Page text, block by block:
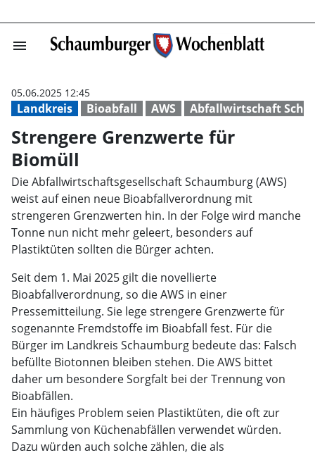
menu Strengere
Landkreis Bioabfall AWS Abfallwirtschaft
05.06.2025 12:45
Strengere Grenzwerte für
Biomüll
Die Abfallwirtschaftsgesellschaft Schaumburg (AWS)
weist auf einen neue Bioabfallverordnung mit
strengeren Grenzwerten hin. In der Folge wird manche
Tonne nun nicht mehr geleert, besonders auf
Plastiktüten sollten die Bürger achten.
Seit dem 1. Mai 2025 gilt die novellierte
Bioabfallverordnung, so die AWS in einer
Pressemitteilung. Sie lege strengere Grenzwerte für
sogenannte Fremdstoffe im Bioabfall fest. Für die
Bürger im Landkreis Schaumburg bedeute das: Falsch
befüllte Biotonnen bleiben stehen. Die AWS bittet
daher um besondere Sorgfalt bei der Trennung von
Bioabfällen.
Ein häufiges Problem seien Plastiktüten, die oft zur
Sammlung von Küchenabfällen verwendet würden.
Dazu würden auch solche zählen, die als